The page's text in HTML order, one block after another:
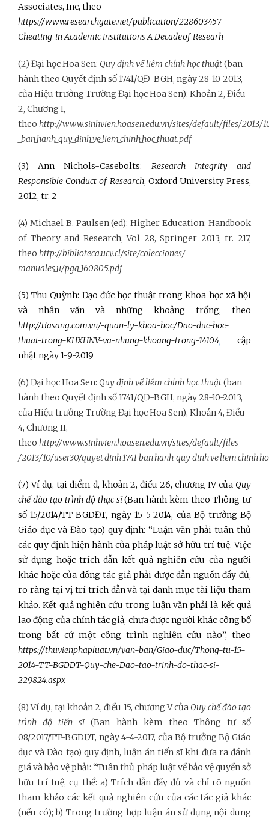
Associates, Inc, theo
https://www.researchgate.net/publication/228603457_
Cheating_in_Academic_Institutions_A_Decade_of_Researh
(2) Đại học Hoa Sen: Quy định về liêm chính học thuật(ban
hành theo Quyết định số 1741/QĐ-BGH, ngày 28-10-2013,
của Hiệu trưởng Trường Đại học Hoa Sen): Khoản 2, Điều
2, Chương I,
theo http://www.sinhvien.hoasen.edu.vn/sites/default/files/2013/
_ban_hanh_quy_dinh_ve_liem_chinh_hoc_thuat.pdf
(3) Ann Nichols-Casebolts: Research Integrity and
Responsible Conduct of Research, Oxford University Press,
2012, tr. 2
(4) Michael B. Paulsen (ed): Higher Education: Handbook
of Theory and Research, Vol 28, Springer 2013, tr. 217,
theo http://biblioteca.ucv.cl/site/colecciones/
manuales_u/pga_160805.pdf
(5) Thu Quỳnh: Đạo đức học thuật trong khoa học xã hội
và nhân văn và những khoảng trống, theo
http://tiasang.com.vn/-quan-ly-khoa-hoc/Dao-duc-hoc-
thuat-trong-KHXHNV-va-nhung-khoang-trong-14104, cập
nhật ngày 1-9-2019
(6) Đại học Hoa Sen: Quy định về liêm chính học thuật(ban
hành theo Quyết định số 1741/QĐ-BGH, ngày 28-10-2013,
của Hiệu trưởng Trường Đại học Hoa Sen), Khoản 4, Điều
4, Chương II,
theo http://www.sinhvien.hoasen.edu.vn/sites/default/files
/2013/10/user30/
(7) Ví dụ, tại điểm d, khoản 2, điều 26, chương IV của Quy
chế đào tạo trình độ thạc sĩ(Ban hành kèm theo Thông tư
số 15/2014/TT-BGDĐT, ngày 15-5-2014, của Bộ trưởng Bộ
Giáo dục và Đào tạo) quy định: “Luận văn phải tuân thủ
các quy định hiện hành của pháp luật sở hữu trí tuệ. Việc
sử dụng hoặc trích dẫn kết quả nghiên cứu của người
khác hoặc của đồng tác giả phải được dẫn nguồn đầy đủ,
rõ ràng tại vị trí trích dẫn và tại danh mục tài liệu tham
khảo. Kết quả nghiên cứu trong luận văn phải là kết quả
lao động của chính tác giả, ch­ưa đ­ược người khác công bố
trong bất cứ một công trình nghiên cứu nào”, theo
https://thuvienphapluat.vn/van-ban/Giao-duc/Thong-tu-15-
2014-TT-BGDDT-Quy-che-Dao-tao-trinh-do-thac-si-
229824.aspx
(8) Ví dụ, tại khoản 2, điều 15, chương V của Quy chế đào tạo
trình độ tiến sĩ(Ban hành kèm theo Thông tư số
08/2017/TT-BGDĐT, ngày 4-4-2017, của Bộ trưởng Bộ Giáo
dục và Đào tạo) quy định, luận án tiến sĩ khi đưa ra đánh
giá và bảo vệ phải: “Tuân thủ pháp luật về bảo vệ quyền sở
hữu trí tuệ, cụ thể: a) Trích dẫn đầy đủ và chỉ rõ nguồn
tham khảo các kết quả nghiên cứu của các tác giả khác
(nếu có); b) Trong trường hợp luận án sử dụng nội dung